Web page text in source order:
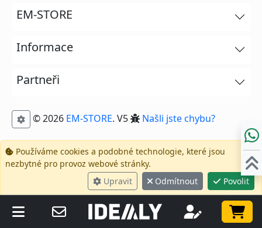
EM-STORE
Informace
Partneři
© 2026 EM-STORE. V5 Našli jste chybu?
Používáme cookies a podobné technologie, které jsou
nezbytné pro provoz webové stránky.
Upravit
Odmítnout Povolit